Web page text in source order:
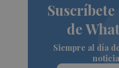
de
Siempre al día